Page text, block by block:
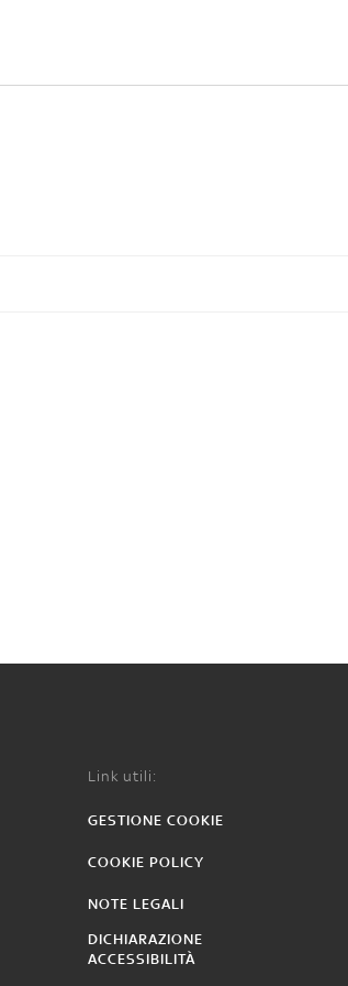
Link utili:
GESTIONE COOKIE
COOKIE POLICY
NOTE LEGALI
DICHIARAZIONE
ACCESSIBILITÀ